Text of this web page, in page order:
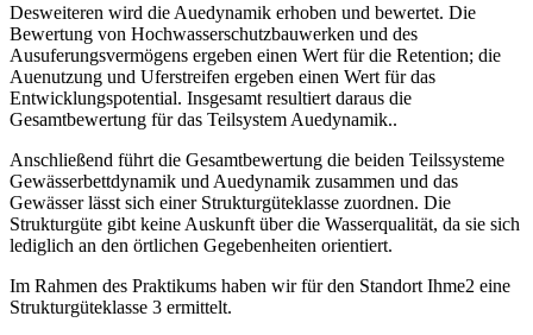
Desweiteren wird die Auedynamik erhoben und bewertet. Die
Bewertung von Hochwasserschutzbauwerken und des
Ausuferungsvermögens ergeben einen Wert für die Retention; die
Auenutzung und Uferstreifen ergeben einen Wert für das
Entwicklungspotential. Insgesamt resultiert daraus die
Gesamtbewertung für das Teilsystem Auedynamik..
Anschließend führt die Gesamtbewertung die beiden Teilssysteme
Gewässerbettdynamik und Auedynamik zusammen und das
Gewässer lässt sich einer Strukturgüteklasse zuordnen. Die
Strukturgüte gibt keine Auskunft über die Wasserqualität, da sie sich
lediglich an den örtlichen Gegebenheiten orientiert.
Im Rahmen des Praktikums haben wir für den Standort Ihme2 eine
Strukturgüteklasse 3 ermittelt.